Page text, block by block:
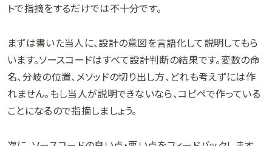
トで指摘をするだけでは不十分です。
まずは書いた当人に、設計の意図を言語化して説明してもら
います。ソースコードはすべて設計判断の結果です。変数の命
名、分岐の位置、メソッドの切り出し方、どれも考えずには作
れません。もし当人が説明できないなら、コピペで作っている
ことになるので指摘しましょう。